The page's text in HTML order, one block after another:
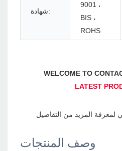
شهادة:
9001 ،
BIS ،
ROHS
وصف المنتجات